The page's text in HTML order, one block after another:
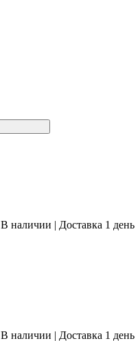
В наличии | Доставка 1 день
В наличии | Доставка 1 день